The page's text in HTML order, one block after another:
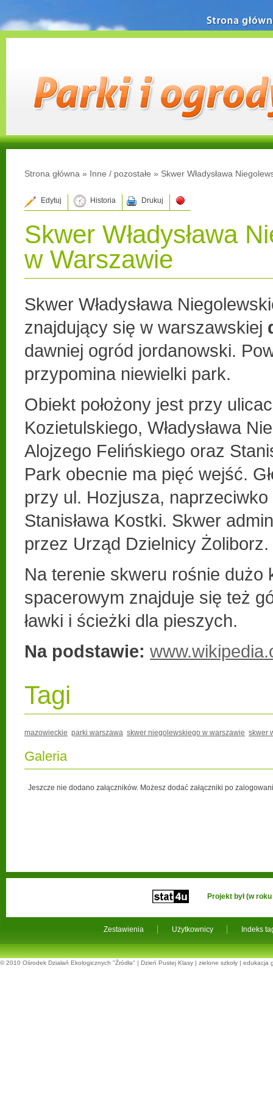
Strona główna » Inne / pozostałe » Skwer Władysława
Edytuj Historia Drukuj
Skwer Władysława
w Warszawie
Skwer Władysława
znajdujący się w warszawskiej
dawniej ogród jordanowski.
przypomina niewielki park.
Obiekt położony jest przy
Kozietulskiego, Władysława
Alojzego Felińskiego oraz
Park obecnie ma pięć wejść.
przy ul. Hozjusza, naprzeciwko
Stanisława Kostki. Skwer
przez Urząd Dzielnicy Żoliborz.
Na terenie skweru rośnie dużo
spacerowym znajduje się też
ławki i ścieżki dla pieszych.
Na podstawie:
Tagi
mazowieckie parki warszawa skwer niegolewskiego w warszawie skwer
Galeria
Jeszcze nie dodano załączników. Możesz dodać załączniki po
Strona główna
Zestawienia Użytkownicy Indeks
Projekt był (w
© 2010 Ośrodek Działań Ekologicznych "Źródła" | Dzień Pustej Klasy | zielone szkoły | edukacja